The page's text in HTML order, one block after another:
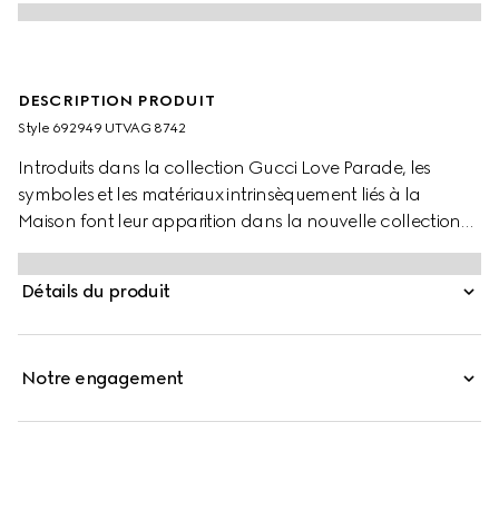
DESCRIPTION PRODUIT
Style ‎692949 UTVAG 8742
Introduits dans la collection Gucci Love Parade, les
symboles et les matériaux intrinsèquement liés à la
Maison font leur apparition dans la nouvelle collection
pour animaux de compagnie. Cette laisse pour animaux
de compagnie est fabriquée à partir de matières
premières qui ne sont pas d’origine animale,
Demetra marron est rehaussé d’un détail GG.
Détails du produit
Notre engagement